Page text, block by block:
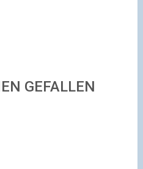
GEFALLEN